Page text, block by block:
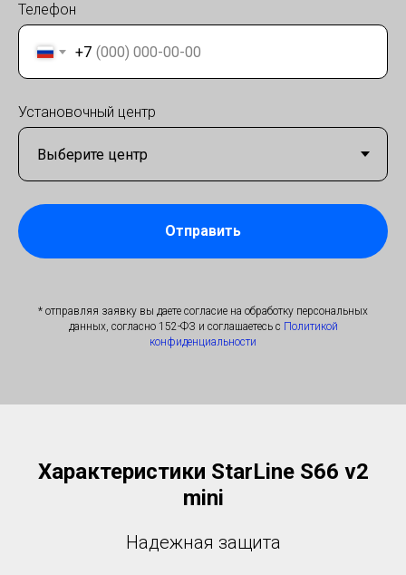
Телефон
+7
Установочный центр
Отправить
* отправляя заявку вы даете согласие на обработку персональных
данных, согласно 152-ФЗ и соглашаетесь с Политикой
конфиденциальности
Характеристики StarLine S66 v2
mini
Надежная защита